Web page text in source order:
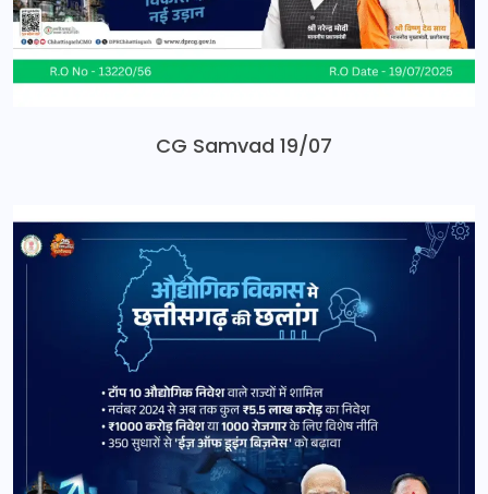
CG Samvad 19/07